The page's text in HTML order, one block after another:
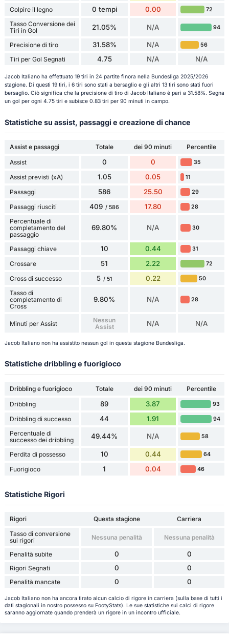
Colpire il legno 0 tempi 0.00 72
Tasso Conversione dei
Tiri in Gol
21.05% N/A 94
Precisione di tiro 31.58% N/A 56
Tiri per Gol Segnati 4.75 N/A N/A
Jacob Italiano ha effettuato 19 tiri in 24 partite finora nella Bundesliga 2025/2026
stagione. Di questi 19 tiri, i 6 tiri sono stati a bersaglio e gli altri 13 tiri sono stati fuori
bersaglio. Ciò significa che la precisione di tiro di Jacob Italiano è pari a 31.58%. Segna
un gol per ogni 4.75 tiri e subisce 0.83 tiri per 90 minuti in campo.
Statistiche su assist, passaggi e creazione di chance
Assist e passaggi Totale dei 90 minuti
Percentile
Assist
0 0 35
Assist previsti (xA) 1.05 0.05 11
Passaggi 586 25.50 29
Passaggi riusciti 409 / 586 17.80 28
Percentuale di
completamento del
passaggio
69.80% N/A 30
Passaggi chiave 10 0.44 31
Crossare 51 2.22 72
Cross di successo 5 / 51 0.22 50
Tasso di
completamento di
Cross
9.80% N/A 28
Minuti per Assist
Nessun
Assist
N/A N/A
Jacob Italiano non ha assistito nessun gol in questa stagione Bundesliga.
Statistiche dribbling e fuorigioco
Dribbling e fuorigioco Totale dei 90 minuti
Percentile
Dribbling
89 3.87 93
Dribbling di successo 44 1.91 94
Percentuale di
successo dei dribbling
49.44% N/A 58
Perdita di possesso 10 0.44 64
Fuorigioco 1 0.04 46
Statistiche Rigori
Rigori Questa stagione
Carriera
Tasso di conversione
sui rigori
Nessuna penalità Nessuna penalità
Penalità subite 0 0
Rigori Segnati 0 0
Penalità mancate 0 0
Jacob Italiano non ha ancora tirato alcun calcio di rigore in carriera (sulla base di tutti i
dati stagionali in nostro possesso su FootyStats). Le sue statistiche sui calci di rigore
saranno aggiornate quando prenderà un rigore in un incontro ufficiale.